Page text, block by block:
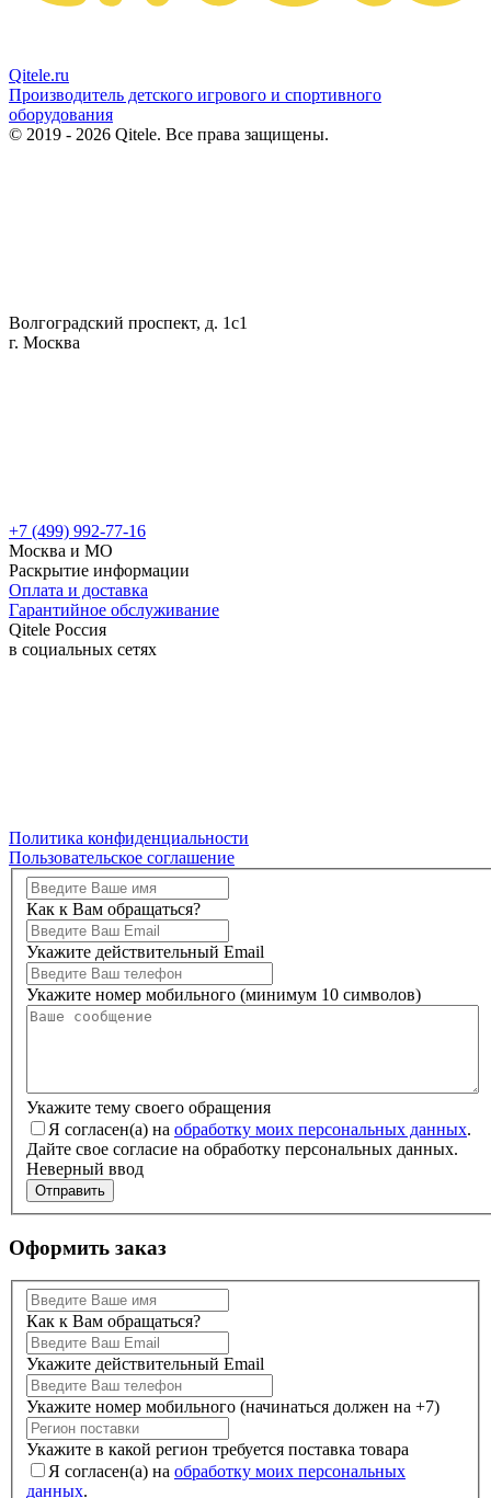
Qitele.ru
Производитель детского игрового и спортивного
оборудования
© 2019 - 2026 Qitele. Все права защищены.
Волгоградский проспект, д. 1с1
г. Москва
+7 (499) 992-77-16
Москва и МО
Раскрытие информации
Оплата и доставка
Гарантийное обслуживание
Qitele Россия
в социальных сетях
Политика конфиденциальности
Пользовательское соглашение
Как к Вам обращаться?
Укажите действительный Email
Укажите номер мобильного (минимум 10 символов)
Укажите тему своего обращения
Я согласен(а) на обработку моих персональных данных.
Дайте свое согласие на обработку персональных данных.
Неверный ввод
Отправить
Оформить заказ
Как к Вам обращаться?
Укажите действительный Email
Укажите номер мобильного (начинаться должен на +7)
Укажите в какой регион требуется поставка товара
Я согласен(а) на обработку моих персональных
данных.